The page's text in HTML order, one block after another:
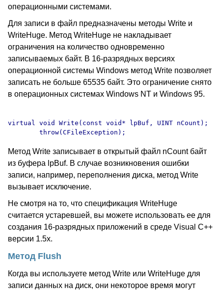
операционными системами.
Для записи в файл предназначены методы Write и
WriteHuge. Метод WriteHuge не накладывает
ограничения на количество одновременно
записываемых байт. В 16-разрядных версиях
операционной системы Windows метод Write позволяет
записать не больше 65535 байт. Это ограничение снято
в операционных системах Windows NT и Windows 95.
virtual void Write(const void* lpBuf, UINT nCount);
Метод Write записывает в открытый файл nCount байт
из буфера lpBuf. В случае возникновения ошибки
записи, например, переполнения диска, метод Write
вызывает исключение.
Не смотря на то, что спецификация WriteHuge
считается устаревшей, вы можете использовать ее для
создания 16-разрядных приложений в среде Visual C++
версии 1.5х.
Метод Flush
Когда вы используете метод Write или WriteHuge для
записи данных на диск, они некоторое время могут